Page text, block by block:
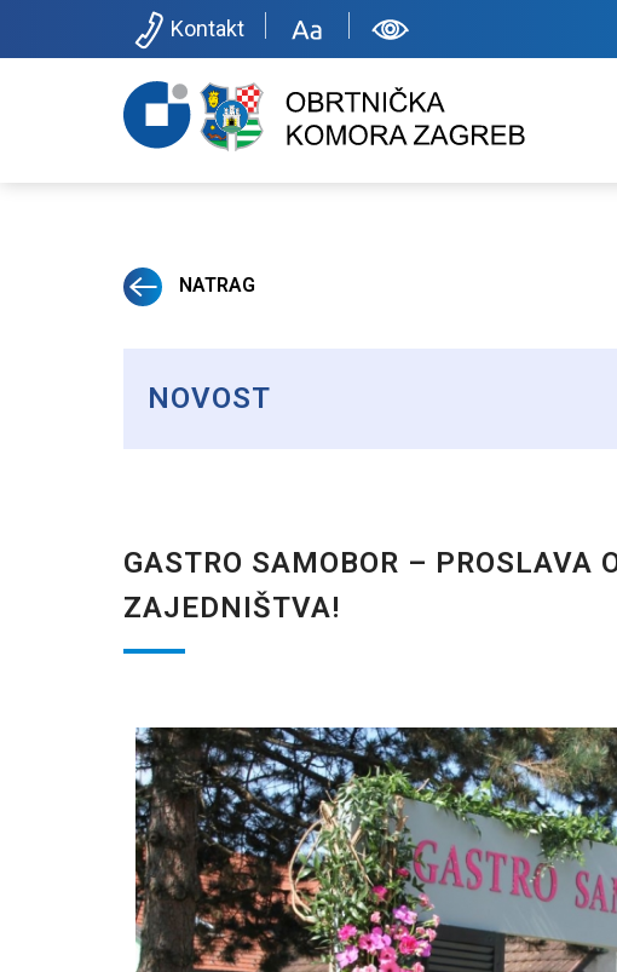
Kontakt
NATRAG
NOVOST
GASTRO SAMOBOR – PROSLAVA
ZAJEDNIŠTVA!